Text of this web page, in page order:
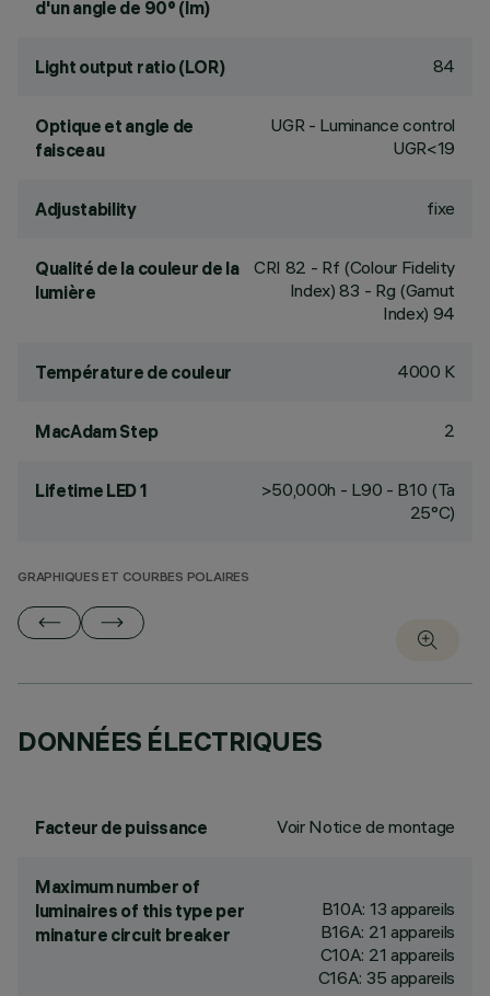
d'un angle de 90° (lm)
Light output ratio (LOR) 84
Optique et angle de
faisceau
UGR - Luminance control
UGR<19
Adjustability fixe
Qualité de la couleur de la
lumière
CRI 82 - Rf (Colour Fidelity
Index) 83 - Rg (Gamut
Index) 94
Température de couleur 4000 K
MacAdam Step 2
Lifetime LED 1
>50,000h - L90 - B10 (Ta
25°C)
GRAPHIQUES ET COURBES POLAIRES
DONNÉES ÉLECTRIQUES
Facteur de puissance Voir Notice de montage
Maximum number of
luminaires of this type per
minature circuit breaker
B10A: 13 appareils
B16A: 21 appareils
C10A: 21 appareils
C16A: 35 appareils